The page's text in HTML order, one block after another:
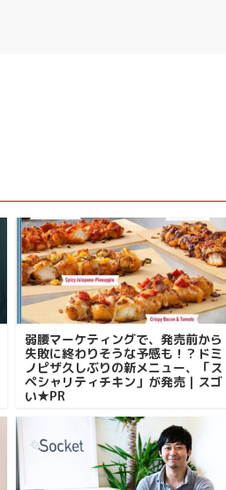
弱腰マーケティングで、発売前から
失敗に終わりそうな予感も！？ドミ
ノピザ久しぶりの新メニュー、「ス
ペシャリティチキン」が発売｜スゴ
い★PR